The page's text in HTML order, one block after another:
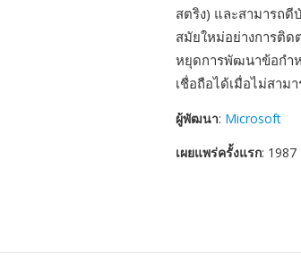
สตริง) และสามารถ
สมัยใหม่อย่างการติด
หยุดการพัฒนาข้อกำห
เชื่อถือได้เมื่อไม่สาม
ผู้พัฒนา: Microsoft
เผยแพร่ครั้งแรก: 1987